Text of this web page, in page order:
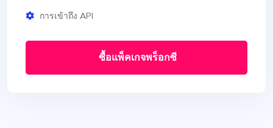
การเข้าถึง API
ซื้อแพ็คเกจพร็อกซี